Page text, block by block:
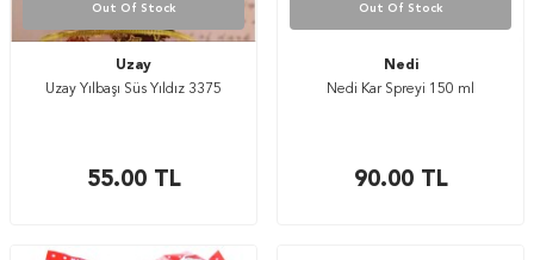
Out Of Stock
Uzay
Uzay Yılbaşı Süs Yıldız 3375
55.00TL
Out Of Stock
Nedi
Nedi Kar Spreyi 150 ml
90.00TL